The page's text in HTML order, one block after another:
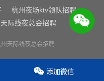
，企业的成功...
杭州夜场ktv领队招聘
际线夜总会招聘
天际线夜总会招聘.
添加微信